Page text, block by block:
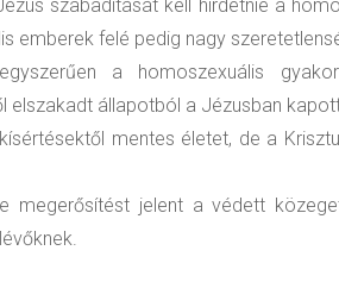
szabadítását kell hirdetnie a
emberek felé pedig nagy
a homoszexuális
elszakadt állapotból a Jézusban
mentes életet, de a
megerősítést jelent a védett